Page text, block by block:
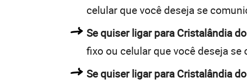
celular que você deseja se
Se quiser ligar para Cristalândia
fixo ou celular que você deseja se
Se quiser ligar para Cristalândia